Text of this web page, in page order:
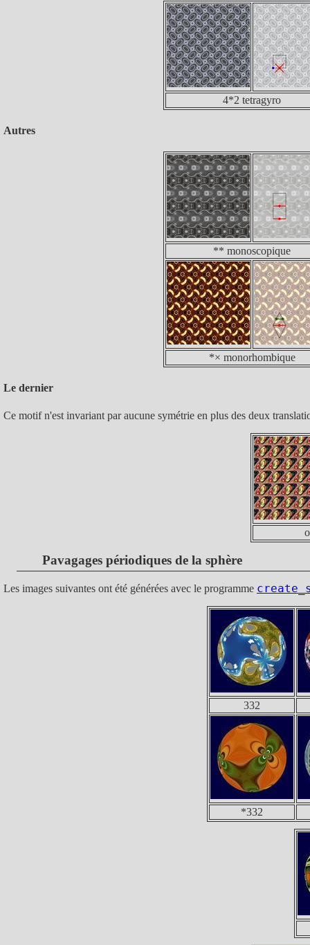
4*2 tetragyro
Autres
** monoscopique
*× monorhombique
Le dernier
Ce motif n'est invariant par aucune symétrie en plus des deux
Pavagages périodiques de la sphère
Les images suivantes ont été générées avec le programme
332
*332